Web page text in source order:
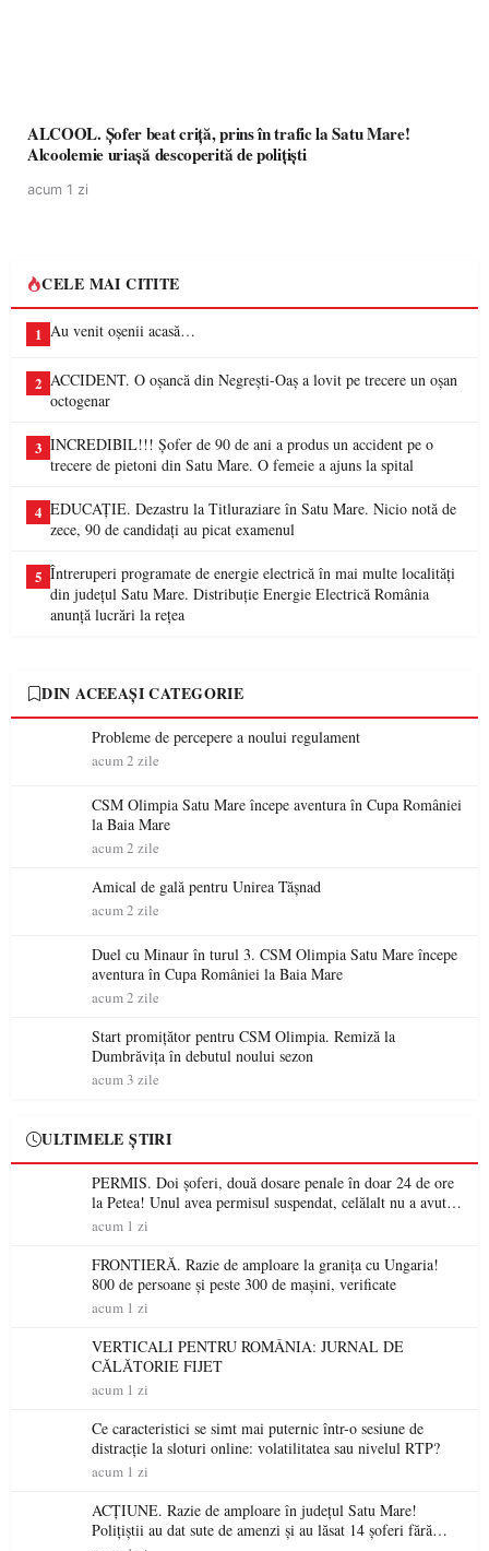
ALCOOL. Șofer beat criță, prins în trafic la Satu Mare!
Alcoolemie uriașă descoperită de polițiști
acum 1 zi
CELE MAI CITITE
1 Au venit oșenii acasă…
2 ACCIDENT. O oșancă din Negrești-Oaș a lovit pe trecere un oșan
octogenar
3 INCREDIBIL!!! Șofer de 90 de ani a produs un accident pe o
trecere de pietoni din Satu Mare. O femeie a ajuns la spital
4 EDUCAȚIE. Dezastru la Titluraziare în Satu Mare. Nicio notă de
zece, 90 de candidați au picat examenul
5 Întreruperi programate de energie electrică în mai multe localități
din județul Satu Mare. Distribuție Energie Electrică România
anunță lucrări la rețea
DIN ACEEAȘI CATEGORIE
Probleme de percepere a noului regulament
acum 2 zile
CSM Olimpia Satu Mare începe aventura în Cupa României
la Baia Mare
acum 2 zile
Amical de gală pentru Unirea Tășnad
acum 2 zile
Duel cu Minaur în turul 3. CSM Olimpia Satu Mare începe
aventura în Cupa României la Baia Mare
acum 2 zile
Start promițător pentru CSM Olimpia. Remiză la
Dumbrăvița în debutul noului sezon
acum 3 zile
ULTIMELE ȘTIRI
PERMIS. Doi șoferi, două dosare penale în doar 24 de ore
la Petea! Unul avea permisul suspendat, celălalt nu a avut
niciodată permis
acum 1 zi
FRONTIERĂ. Razie de amploare la granița cu Ungaria!
800 de persoane și peste 300 de mașini, verificate
acum 1 zi
VERTICALI PENTRU ROMÂNIA: JURNAL DE
CĂLĂTORIE FIJET
acum 1 zi
Ce caracteristici se simt mai puternic într-o sesiune de
distracție la sloturi online: volatilitatea sau nivelul RTP?
acum 1 zi
ACȚIUNE. Razie de amploare în județul Satu Mare!
Polițiștii au dat sute de amenzi și au lăsat 14 șoferi fără